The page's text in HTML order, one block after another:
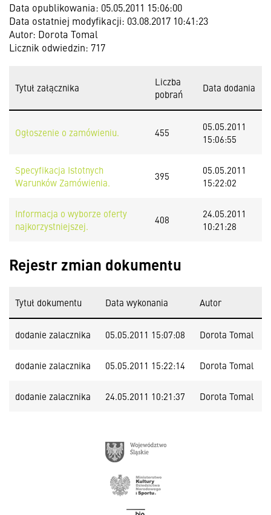
Data opublikowania: 05.05.2011 15:06:00
Data ostatniej modyfikacji: 03.08.2017 10:41:23
Autor: Dorota Tomal
Licznik odwiedzin: 717
Tytuł załącznika
Liczba
pobrań
Data dodania
Ogłoszenie o zamówieniu. 455
05.05.2011
15:06:55
Specyfikacja Istotnych
Warunków Zamówienia.
395
05.05.2011
15:22:02
Informacja o wyborze oferty
najkorzystniejszej.
408
24.05.2011
10:21:28
Rejestr zmian dokumentu
Tytuł dokumentu Data wykonania Autor
dodanie zalacznika 05.05.2011 15:07:08 Dorota Tomal
dodanie zalacznika 05.05.2011 15:22:14 Dorota Tomal
dodanie zalacznika 24.05.2011 10:21:37 Dorota Tomal